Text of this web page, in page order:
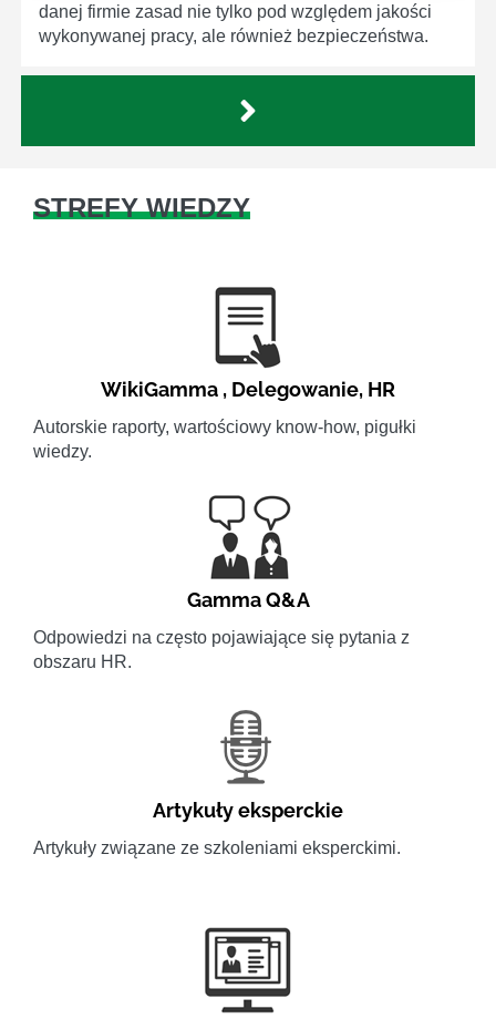
danej firmie zasad nie tylko pod względem jakości
wykonywanej pracy, ale również bezpieczeństwa.
STREFY WIEDZY
WikiGamma , Delegowanie, HR
Autorskie raporty, wartościowy know-how, pigułki
wiedzy.
Gamma Q&A
Odpowiedzi na często pojawiające się pytania z
obszaru HR.
Artykuły eksperckie
Artykuły związane ze szkoleniami eksperckimi.